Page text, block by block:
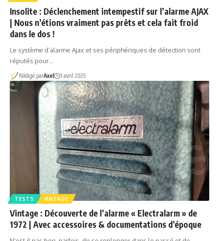
Insolite : Déclenchement intempestif sur l’alarme AJAX
| Nous n’étions vraiment pas prêts et cela fait froid
dans le dos !
Le système d’alarme Ajax et ses périphériques de détection sont
réputés pour…
Rédigé parAxel 1 avril 2025
TESTS VINTAGE
Vintage : Découverte de l’alarme « Electralarm » de
1972 | Avec accessoires & documentations d’époque